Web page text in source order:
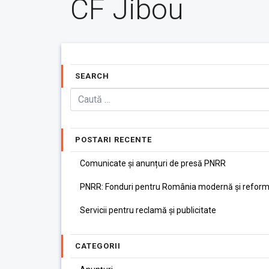
CF Jibou
SEARCH
POSTARI RECENTE
Comunicate și anunțuri de presă PNRR
PNRR: Fonduri pentru România modernă și
Servicii pentru reclamă și publicitate
CATEGORII